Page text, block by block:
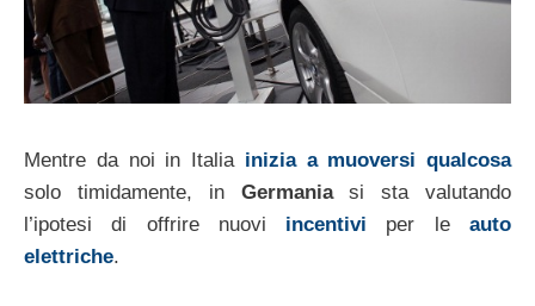
Mentre da noi in Italia inizia a muoversi qualcosa
solo timidamente, in Germaniasi sta valutando
l’ipotesi di offrire nuovi incentivi per leauto
elettriche.